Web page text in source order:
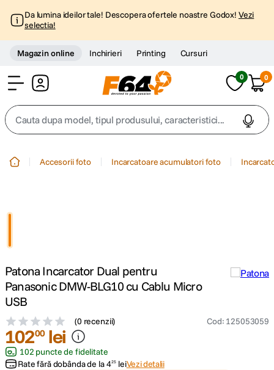
Da lumina ideilor tale! Descopera ofertele noastre Godox! Vezi
selectia!
Magazin online Inchirieri Printing Cursuri
0 0
Cauta dupa model, tipul produsului, caracteristici...
4. peak design
6. lavaliera
sony fx
Accesorii foto Incarcatoare acumulatori foto
Patona Incarcator Dual pentru
Panasonic DMW-BLG10 cu Cablu Micro
USB
(0 recenzii) Cod: 125053059
10200 lei
102 puncte de fidelitate
Rate fără dobânda de la425 leiVezi detalii